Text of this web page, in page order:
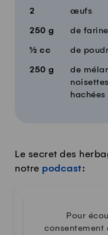
2 œufs
250 g de
½ cc de
250 g
de
hachées
Le secret des
notre podcast:
Pour
consentement